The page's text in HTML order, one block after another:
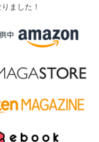
ました！